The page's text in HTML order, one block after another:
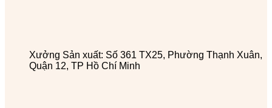
Xưởng Sản xuất: Số 361 TX25, Phường Thạnh Xuân,
Quận 12, TP Hồ Chí Minh